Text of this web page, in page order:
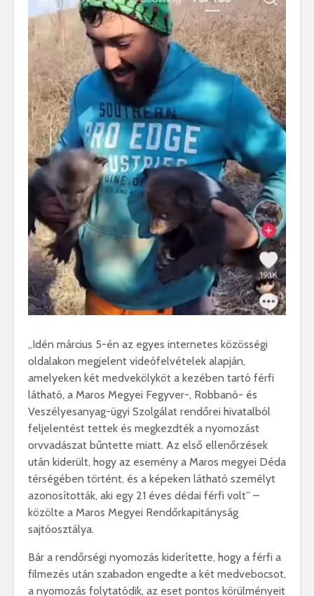
„Idén március 5-én az egyes internetes közösségi
oldalakon megjelent videófelvételek alapján,
amelyeken két medvekölyköt a kezében tartó férfi
látható, a Maros Megyei Fegyver-, Robbanó- és
Veszélyesanyag-ügyi Szolgálat rendőrei hivatalból
feljelentést tettek és megkezdték a nyomozást
orvvadászat bűntette miatt. Az első ellenőrzések
után kiderült, hogy az esemény a Maros megyei Déda
térségében történt, és a képeken látható személyt
azonosították, aki egy 21 éves dédai férfi volt” –
közölte a Maros Megyei Rendőrkapitányság
sajtóosztálya.
Bár a rendőrségi nyomozás kiderítette, hogy a férfi a
filmezés után szabadon engedte a két medvebocsot,
a nyomozás folytatódik, az eset pontos körülményeit